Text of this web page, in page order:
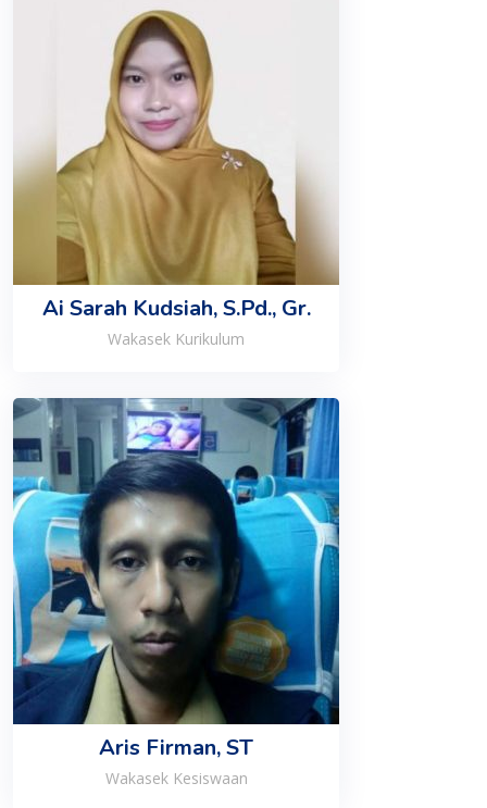
Ai Sarah Kudsiah, S.Pd., Gr.
Wakasek Kurikulum
Aris Firman, ST
Wakasek Kesiswaan